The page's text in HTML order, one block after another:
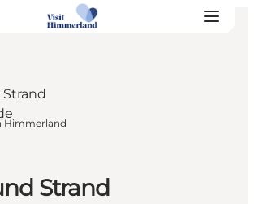
Strand
Himmerland